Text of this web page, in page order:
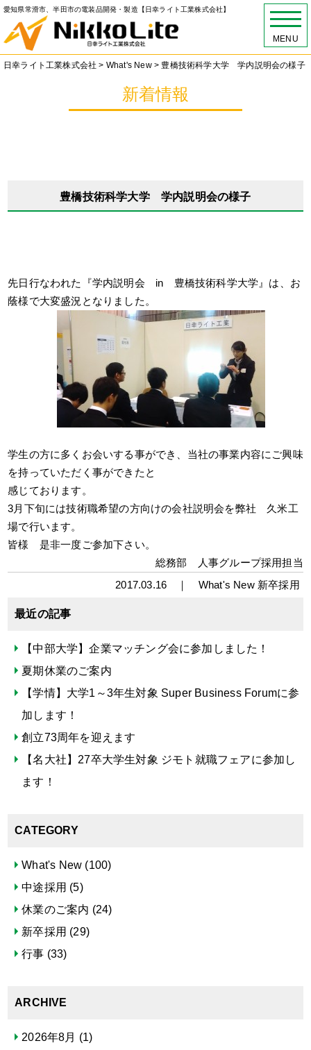
愛知県常滑市、半田市の電装品開発・製造【日幸ライト工業株式会社】
MENU
日幸ライト工業株式会社 > What's New> 豊橋技術科学大学 学内説明会の様子
新着情報
豊橋技術科学大学 学内説明会の様子
先日行なわれた『学内説明会 in 豊橋技術科学大学』は、お
蔭様で大変盛況となりました。
学生の方に多くお会いする事ができ、当社の事業内容にご興味
を持っていただく事ができたと
感じております。
3月下旬には技術職希望の方向けの会社説明会を弊社 久米工
場で行います。
皆様 是非一度ご参加下さい。
総務部 人事グループ採用担当
2017.03.16 ｜ What's New 新卒採用
最近の記事
【中部大学】企業マッチング会に参加しました！
夏期休業のご案内
【学情】大学1～3年生対象 Super Business Forumに参
加します！
創立73周年を迎えます
【名大社】27卒大学生対象 ジモト就職フェアに参加し
ます！
CATEGORY
What's New (100)
中途採用 (5)
休業のご案内 (24)
新卒採用 (29)
行事 (33)
ARCHIVE
2026年8月 (1)